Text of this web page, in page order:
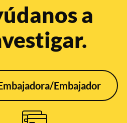
a
Embajador
Publicado el Jan 25,